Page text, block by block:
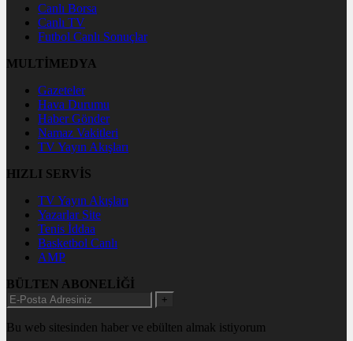
Canlı Borsa
Canlı TV
Futbol Canlı Sonuçlar
MULTİMEDYA
Gazeteler
Hava Durumu
Haber Gönder
Namaz Vakitleri
TV Yayın Akışları
HIZLI SERVİS
TV Yayın Akışları
Yazarlar Site
Tenis İddaa
Basketbol Canlı
AMP
BÜLTEN ABONELİĞİ
+
Bu web sitesinden haber ve ebülten almak istiyorum